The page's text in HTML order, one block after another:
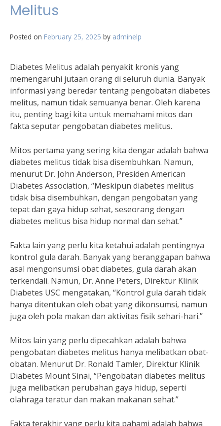
Melitus
Posted on February 25, 2025 by adminelp
Diabetes Melitus adalah penyakit kronis yang
memengaruhi jutaan orang di seluruh dunia. Banyak
informasi yang beredar tentang pengobatan diabetes
melitus, namun tidak semuanya benar. Oleh karena
itu, penting bagi kita untuk memahami mitos dan
fakta seputar pengobatan diabetes melitus.
Mitos pertama yang sering kita dengar adalah bahwa
diabetes melitus tidak bisa disembuhkan. Namun,
menurut Dr. John Anderson, Presiden American
Diabetes Association, “Meskipun diabetes melitus
tidak bisa disembuhkan, dengan pengobatan yang
tepat dan gaya hidup sehat, seseorang dengan
diabetes melitus bisa hidup normal dan sehat.”
Fakta lain yang perlu kita ketahui adalah pentingnya
kontrol gula darah. Banyak yang beranggapan bahwa
asal mengonsumsi obat diabetes, gula darah akan
terkendali. Namun, Dr. Anne Peters, Direktur Klinik
Diabetes USC mengatakan, “Kontrol gula darah tidak
hanya ditentukan oleh obat yang dikonsumsi, namun
juga oleh pola makan dan aktivitas fisik sehari-hari.”
Mitos lain yang perlu dipecahkan adalah bahwa
pengobatan diabetes melitus hanya melibatkan obat-
obatan. Menurut Dr. Ronald Tamler, Direktur Klinik
Diabetes Mount Sinai, “Pengobatan diabetes melitus
juga melibatkan perubahan gaya hidup, seperti
olahraga teratur dan makan makanan sehat.”
Fakta terakhir yang perlu kita pahami adalah bahwa